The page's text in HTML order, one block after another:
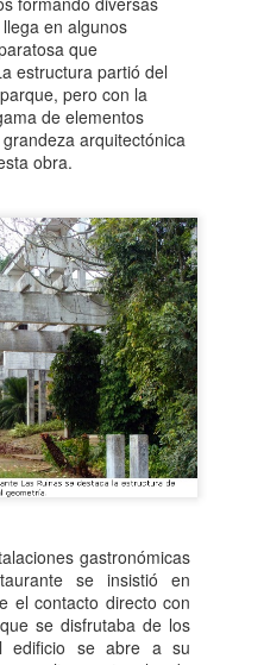
en algunos
que
estructura partió del
pero con la
de elementos
arquitectónica
obra.
gastronómicas
se insistió en
el contacto directo con
se disfrutaba de los
edificio se abre a su